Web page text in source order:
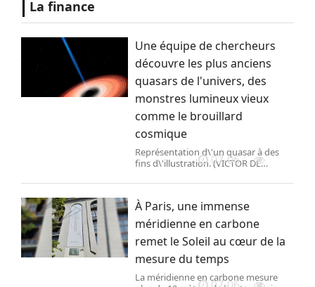
La finance
Une équipe de chercheurs
découvre les plus anciens
quasars de l'univers, des
monstres lumineux vieux
comme le brouillard
cosmique
Représentation d\'un quasar à des
fins d\'illustration. (VICTOR DE
07-06
À Paris, une immense
méridienne en carbone
remet le Soleil au cœur de la
mesure du temps
La méridienne en carbone mesure